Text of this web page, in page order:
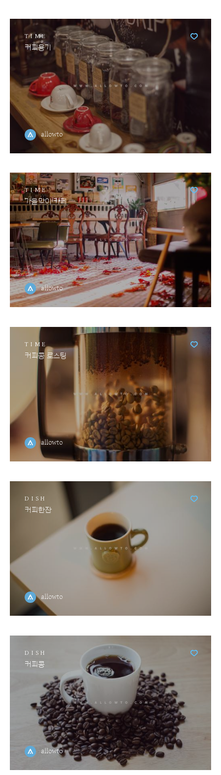
TIME
커피용기
allowto
TIME
가을맞이 카페
allowto
TIME
커피콩 로스팅
allowto
DISH
커피한잔
allowto
DISH
커피콩
allowto